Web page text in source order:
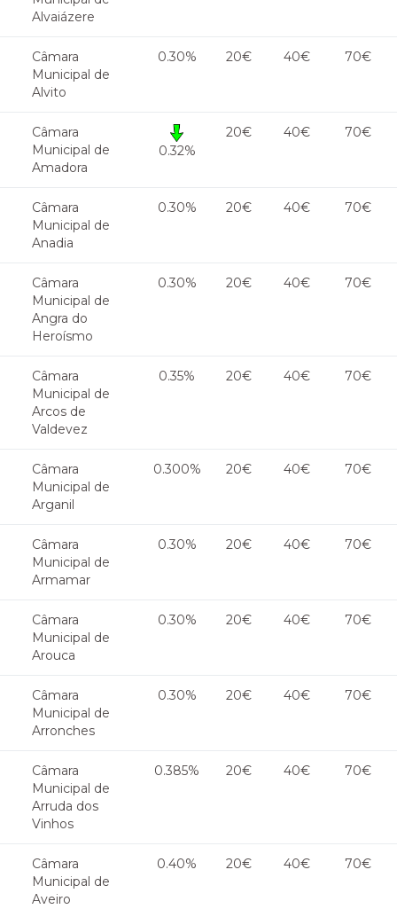
Alvaiázere
Câmara
Municipal de
Alvito
0.30% 20€ 40€ 70€
Câmara
Municipal de
Amadora
0.32%
20€ 40€ 70€
Câmara
Municipal de
Anadia
0.30% 20€ 40€ 70€
Câmara
Municipal de
Angra do
Heroísmo
0.30% 20€ 40€ 70€
Câmara
Municipal de
Arcos de
Valdevez
0.35% 20€ 40€ 70€
Câmara
Municipal de
Arganil
0.300% 20€ 40€ 70€
Câmara
Municipal de
Armamar
0.30% 20€ 40€ 70€
Câmara
Municipal de
Arouca
0.30% 20€ 40€ 70€
Câmara
Municipal de
Arronches
0.30% 20€ 40€ 70€
Câmara
Municipal de
Arruda dos
Vinhos
0.385% 20€ 40€ 70€
Câmara
Municipal de
Aveiro
0.40% 20€ 40€ 70€